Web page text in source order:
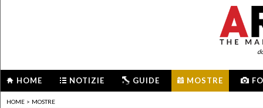
HOME NOTIZIE GUIDE MOSTRE
HOME > MOSTRE